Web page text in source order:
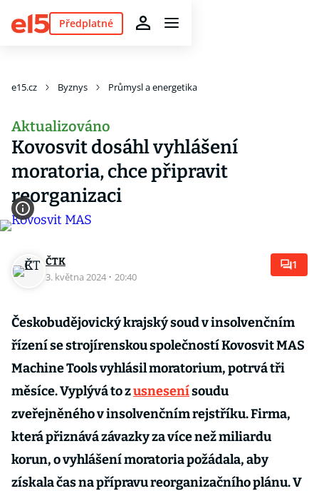
Předplatné
e15.cz Byznys Průmysl a energetika
Aktualizováno
Kovosvit dosáhl vyhlášení
moratoria, chce připravit
reorganizaci
ČTK
3. května 2024 · 20:40
1
Českobudějovický krajský soud v insolvenčním
řízení se strojírenskou společností Kovosvit MAS
Machine Tools vyhlásil moratorium, potrvá tři
měsíce. Vyplývá to zusnesenísoudu
zveřejněného v insolvenčním rejstříku. Firma,
která přiznává závazky za více než miliardu
korun, o vyhlášení moratoria požádala, aby
získala čas na přípravu reorganizačního plánu. V